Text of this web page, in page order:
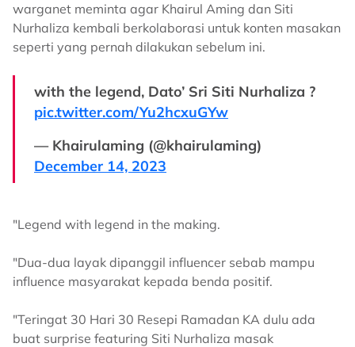
warganet meminta agar Khairul Aming dan Siti
Nurhaliza kembali berkolaborasi untuk konten masakan
seperti yang pernah dilakukan sebelum ini.
with the legend, Dato’ Sri Siti Nurhaliza ?
pic.twitter.com/Yu2hcxuGYw
— Khairulaming (@khairulaming)
December 14, 2023
"Legend with legend in the making.
"Dua-dua layak dipanggil influencer sebab mampu
influence masyarakat kepada benda positif.
"Teringat 30 Hari 30 Resepi Ramadan KA dulu ada
buat surprise featuring Siti Nurhaliza masak